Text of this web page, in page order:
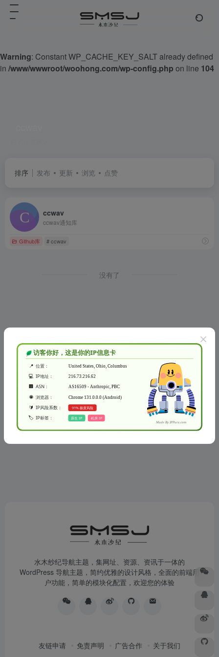
Warning: Constant WP_CACHE_KEY_SALT already defined
in /www/wwwroot/woohong.com/wp-config.php on line 104
排序 发布 更新 浏览 点赞
ccwav
ccwav通知库
Github库 # ccwav
没有了
水木纱纪导航主题，集网址、资源、资讯于一体的
WordPress 导航主题，简约优雅的设计风格，全面的前端用
户功能，简单的模块化配置，欢迎您的体验
友链申请 免责声明 广告合作 关于我们